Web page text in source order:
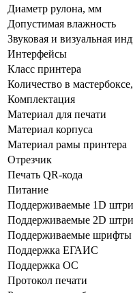
Диаметр рулона, мм
Допустимая влажность
Звуковая и визуальная
Интерфейсы
Класс принтера
Количество в
Комплектация
Материал для печати
Материал корпуса
Материал рамы принтера
Отрезчик
Печать QR-кода
Питание
Поддерживаемые 1D
Поддерживаемые 2D
Поддерживаемые шрифты
Поддержка ЕГАИС
Поддержка ОС
Протокол печати